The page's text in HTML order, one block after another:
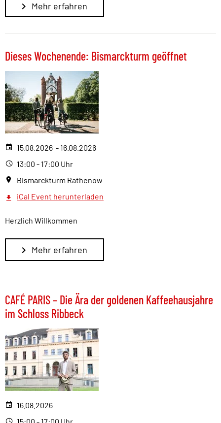
Mehr erfahren
Dieses Wochenende: Bismarckturm geöffnet
15.08.2026 - 16.08.2026
13:00 - 17:00 Uhr
Bismarckturm Rathenow
iCal Event herunterladen
Herzlich Willkommen
Mehr erfahren
CAFÉ PARIS – Die Ära der goldenen Kaffeehausjahre
im Schloss Ribbeck
16.08.2026